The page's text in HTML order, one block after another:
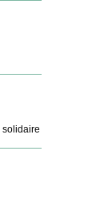
solidaire